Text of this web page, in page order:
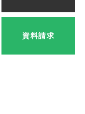
資料請求